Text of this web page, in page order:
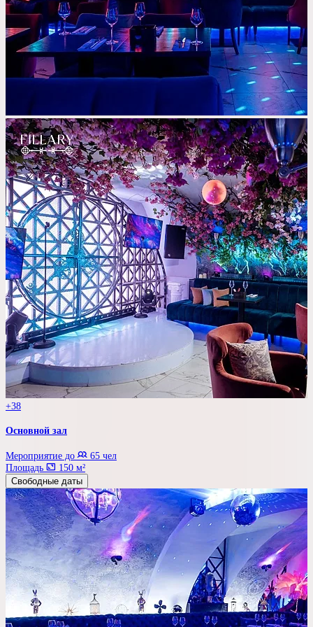
+38
Основной зал
Мероприятие до
65 чел
Площадь
150 м²
Свободные даты